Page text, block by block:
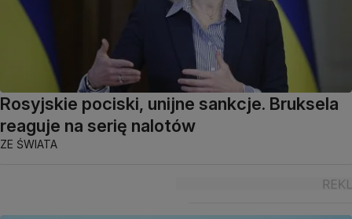
Rosyjskie pociski, unijne sankcje. Bruksela
reaguje na serię nalotów
ZE ŚWIATA